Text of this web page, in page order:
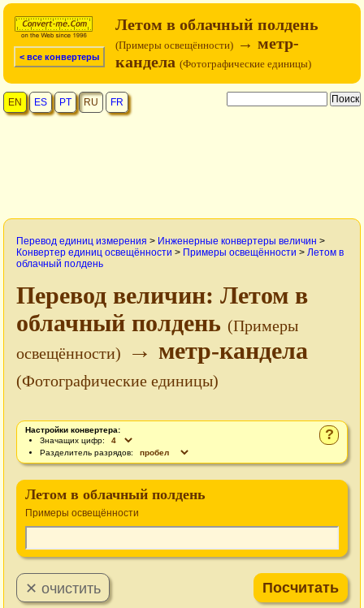
< все конвертеры
Летом в облачный полдень
(Примеры освещённости) → метр-
кандела (Фотографические единицы)
EN ES PT RU FR
Перевод единиц измерения > Инженерные конвертеры величин >
Конвертер единиц освещённости > Примеры освещённости > Летом в
облачный полдень
Перевод величин: Летом в
облачный полдень (Примеры
освещённости)
→ метр-кандела
(Фотографические единицы)
?
Настройки конвертера:
Значащих цифр:
Разделитель разрядов:
Летом в облачный полдень
Примеры освещённости